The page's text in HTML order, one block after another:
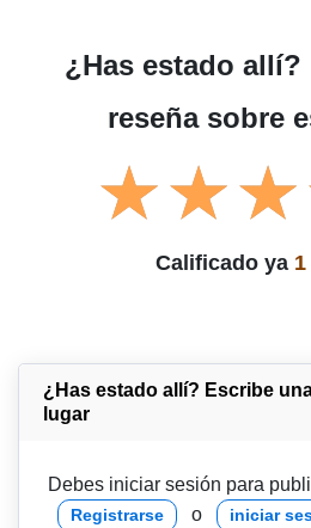
¿Has estado allí?
reseña sobre
Calificado ya
¿Has estado allí? Escribe
lugar
Debes iniciar sesión para
Registrarse o iniciar